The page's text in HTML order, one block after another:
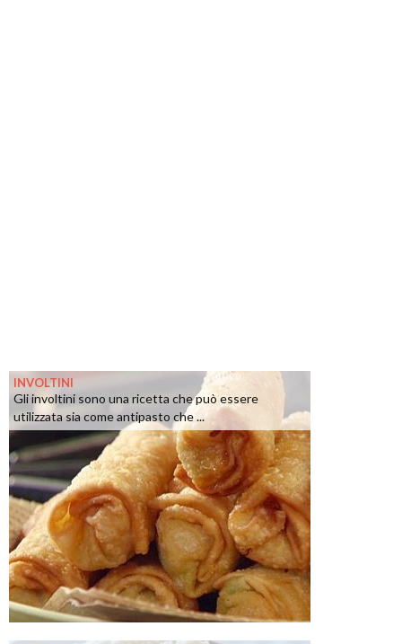
INVOLTINI
Gli involtini sono una ricetta che può essere
utilizzata sia come antipasto che ...